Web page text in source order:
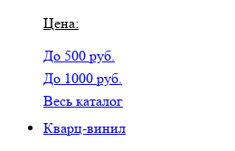
Цена:
До 500 руб.
До 1000 руб.
Весь каталог
Кварц-винил